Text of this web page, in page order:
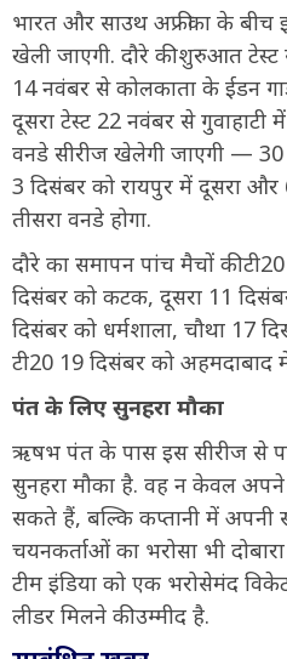
भारत और साउथ अफ्रीका के
खेली जाएगी. दौरे की शुरुआत टेस्ट
14 नवंबर से कोलकाता के ईडन
दूसरा टेस्ट 22 नवंबर से गुवाहाटी
वनडे सीरीज खेलेगी जाएगी — 30
3 दिसंबर को रायपुर में दूसरा और
तीसरा वनडे होगा.
दौरे का समापन पांच मैचों की
दिसंबर को कटक, दूसरा 11
दिसंबर को धर्मशाला, चौथा
टी20 19 दिसंबर को अहमदाबाद
पंत के लिए सुनहरा मौका
ऋषभ पंत के पास इस सीरीज से
सुनहरा मौका है. वह न केवल
सकते हैं, बल्कि कप्तानी में अपनी
चयनकर्ताओं का भरोसा भी
टीम इंडिया को एक भरोसेमंद
लीडर मिलने की उम्मीद है.